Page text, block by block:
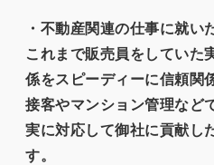
・不動産関連の仕事に就い
これまで販売員をしていた
係をスピーディーに信頼関
接客やマンション管理など
実に対応して御社に貢献し
す。